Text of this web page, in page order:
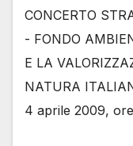
CONCERTO
- FONDO
E LA
NATURA
4 aprile 2009,